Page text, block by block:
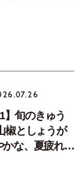
】旬のきゅう
椒としょうが
な、夏疲れを